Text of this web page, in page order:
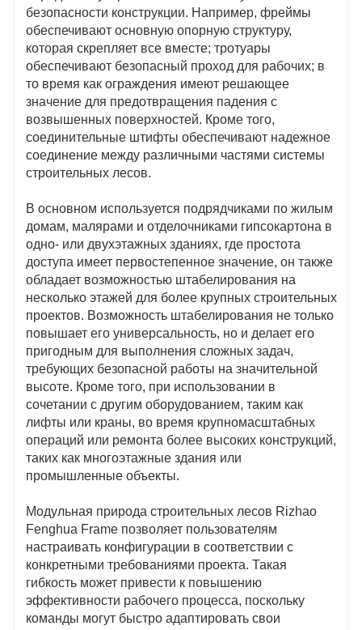
безопасности конструкции. Например, фреймы
обеспечивают основную опорную структуру,
которая скрепляет все вместе; тротуары
обеспечивают безопасный проход для рабочих; в
то время как ограждения имеют решающее
значение для предотвращения падения с
возвышенных поверхностей. Кроме того,
соединительные штифты обеспечивают надежное
соединение между различными частями системы
строительных лесов.
В основном используется подрядчиками по жилым
домам, малярами и отделочниками гипсокартона в
одно- или двухэтажных зданиях, где простота
доступа имеет первостепенное значение, он также
обладает возможностью штабелирования на
несколько этажей для более крупных строительных
проектов. Возможность штабелирования не только
повышает его универсальность, но и делает его
пригодным для выполнения сложных задач,
требующих безопасной работы на значительной
высоте. Кроме того, при использовании в
сочетании с другим оборудованием, таким как
лифты или краны, во время крупномасштабных
операций или ремонта более высоких конструкций,
таких как многоэтажные здания или
промышленные объекты.
Модульная природа строительных лесов Rizhao
Fenghua Frame позволяет пользователям
настраивать конфигурации в соответствии с
конкретными требованиями проекта. Такая
гибкость может привести к повышению
эффективности рабочего процесса, поскольку
команды могут быстро адаптировать свои